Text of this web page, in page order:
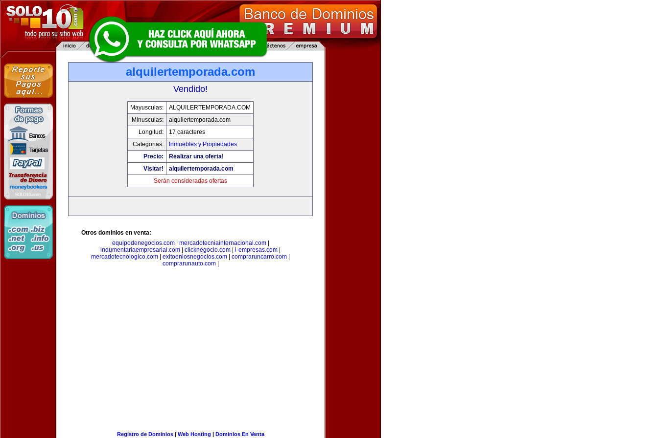
alquilertemporada.com
Vendido!
Mayusculas:
ALQUILERTEMPORADA.COM
Minusculas:
alquilertemporada.com
Longitud:
17 caracteres
Categorias:
Inmuebles y Propiedades
Precio:
Realizar una oferta!
Visitar!
alquilertemporada.com
Serán consideradas ofertas
Otros dominios en venta:
equipodenegocios.com| mercadotecniainternacional.com|
indumentariaempresarial.com
clicknegocio.com i-empresas.com
mercadotecnologico.com
exitoenlosnegocios.com compraruncarro.com
comprarunauto.com|
Registro de Dominios| Web Hosting | Dominios En Venta